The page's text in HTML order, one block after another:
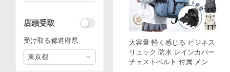
大容量 軽く感じる ビジネス
リュック 防水 レインカバー
チェストベルト 付属 メンズ
店頭受取
受け取る都道府県
東京都